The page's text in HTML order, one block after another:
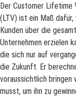
Der Customer Lifetime
(LTV) ist ein Maß dafür,
Kunden über die
Unternehmen erzielen
die sich nur auf
die Zukunft. Er
voraussichtlich bringen
musst, um ihn zu